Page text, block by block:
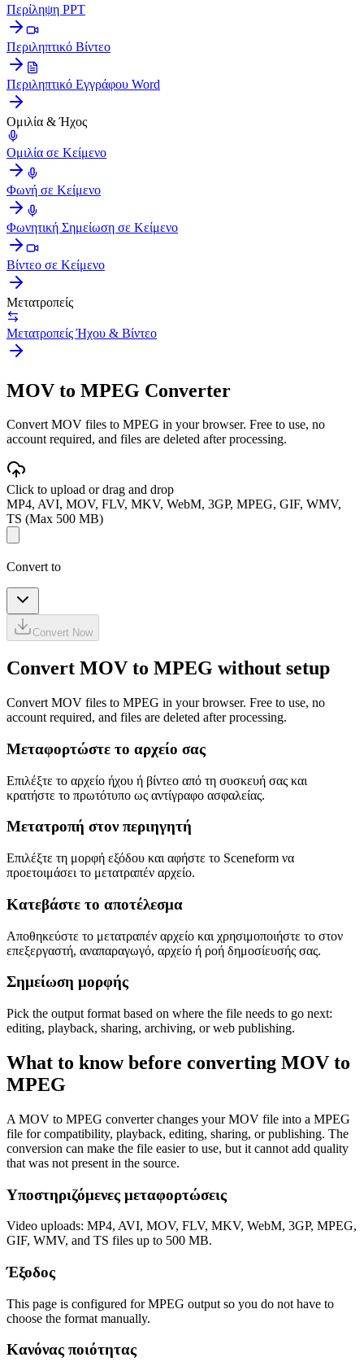
Περίληψη PPT
Περιληπτικό Βίντεο
Περιληπτικό Εγγράφου Word
Ομιλία & Ήχος
Ομιλία σε Κείμενο
Φωνή σε Κείμενο
Φωνητική Σημείωση σε Κείμενο
Βίντεο σε Κείμενο
Μετατροπείς
Μετατροπείς Ήχου & Βίντεο
MOV to MPEG Converter
Convert MOV files to MPEG in your browser. Free to use, no
account required, and files are deleted after processing.
Click to upload or drag and drop
MP4, AVI, MOV, FLV, MKV, WebM, 3GP, MPEG, GIF, WMV,
TS (Max 500 MB)
Convert to
Convert Now
Convert MOV to MPEG without setup
Convert MOV files to MPEG in your browser. Free to use, no
account required, and files are deleted after processing.
Μεταφορτώστε το αρχείο σας
Επιλέξτε το αρχείο ήχου ή βίντεο από τη συσκευή σας και
κρατήστε το πρωτότυπο ως αντίγραφο ασφαλείας.
Μετατροπή στον περιηγητή
Επιλέξτε τη μορφή εξόδου και αφήστε το Sceneform να
προετοιμάσει το μετατραπέν αρχείο.
Κατεβάστε το αποτέλεσμα
Αποθηκεύστε το μετατραπέν αρχείο και χρησιμοποιήστε το στον
επεξεργαστή, αναπαραγωγό, αρχείο ή ροή δημοσίευσής σας.
Σημείωση μορφής
Pick the output format based on where the file needs to go next:
editing, playback, sharing, archiving, or web publishing.
What to know before converting MOV to
MPEG
A MOV to MPEG converter changes your MOV file into a MPEG
file for compatibility, playback, editing, sharing, or publishing. The
conversion can make the file easier to use, but it cannot add quality
that was not present in the source.
Υποστηριζόμενες μεταφορτώσεις
Video uploads: MP4, AVI, MOV, FLV, MKV, WebM, 3GP, MPEG,
GIF, WMV, and TS files up to 500 MB.
Έξοδος
This page is configured for MPEG output so you do not have to
choose the format manually.
Κανόνας ποιότητας